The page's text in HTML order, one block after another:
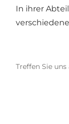
In ihrer
Treffen Sie